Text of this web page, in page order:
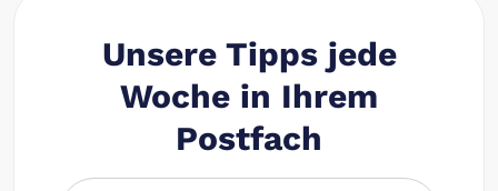
Unsere Tipps jede
Woche in Ihrem
Postfach